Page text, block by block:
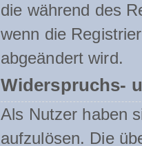
die während des
wenn die
abgeändert wird.
Widerspruchs-
Als Nutzer haben
aufzulösen. Die